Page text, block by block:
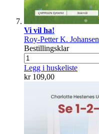
Vi vil ha!
Roy-Petter K. Johansen
Bestillingsklar
Legg i huskeliste
kr 109,00